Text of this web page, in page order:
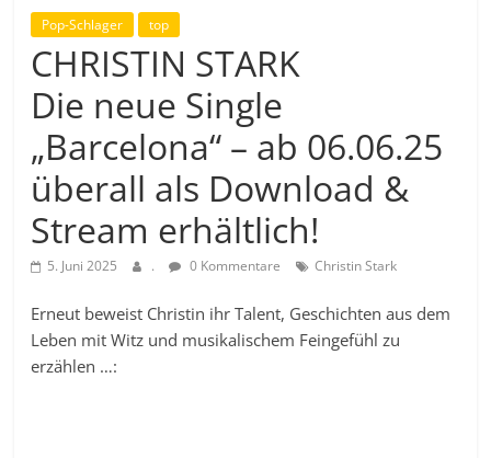
Pop-Schlager top
CHRISTIN STARK
Die neue Single
„Barcelona“ – ab 06.06.25
überall als Download &
Stream erhältlich!
5. Juni 2025 . 0 Kommentare Christin Stark
Erneut beweist Christin ihr Talent, Geschichten aus dem
Leben mit Witz und musikalischem Feingefühl zu
erzählen …: